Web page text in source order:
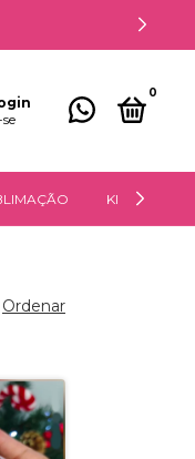
0
KITS DIGITAIS
Ordenar